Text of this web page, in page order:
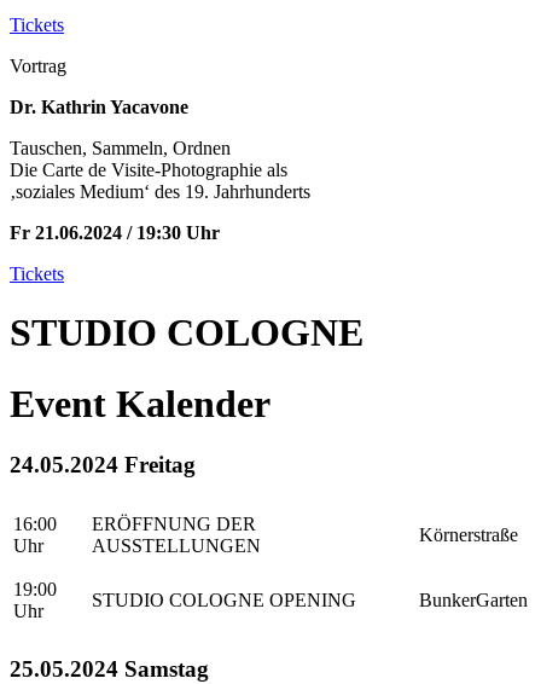
Tickets
Vortrag
Dr. Kathrin Yacavone
Tauschen, Sammeln, Ordnen
Die Carte de Visite-Photographie als
‚soziales Medium‘ des 19. Jahrhunderts
Fr 21.06.2024 / 19:30 Uhr
Tickets
STUDIO COLOGNE
Event Kalender
24.05.2024 Freitag
16:00
Uhr
ERÖFFNUNG DER
AUSSTELLUNGEN
Körnerstraße
19:00
Uhr
STUDIO COLOGNE OPENING BunkerGarten
25.05.2024 Samstag